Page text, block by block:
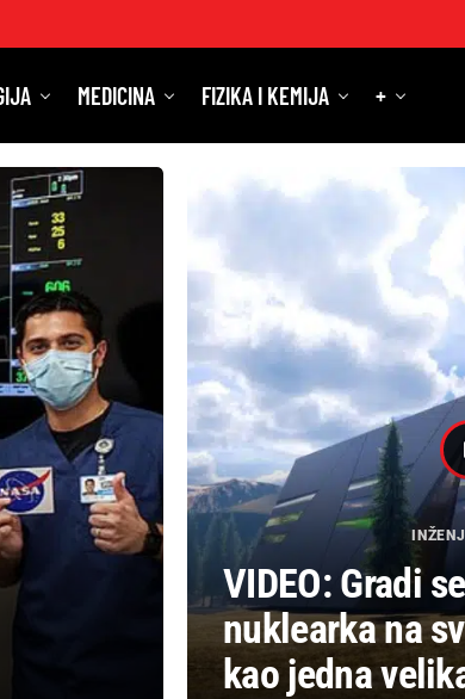
MEDICINA FIZIKA I KEMIJA +
VIDEO: Gradi
nuklearka na
kao jedna